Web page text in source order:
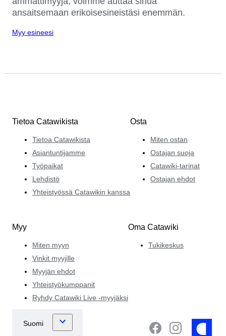
ansaitsemaan erikoisesineistäsi enemmän.
Myy esineesi
Tietoa Catawikista
Tietoa Catawikista
Asiantuntijamme
Työpaikat
Lehdistö
Yhteistyössä Catawikin kanssa
Osta
Miten ostan
Ostajan suoja
Catawiki-tarinat
Ostajan ehdot
Myy
Miten myyn
Vinkit myyjille
Myyjän ehdot
Yhteistyökumppanit
Ryhdy Catawiki Live -myyjäksi
Oma Catawiki
Tukikeskus